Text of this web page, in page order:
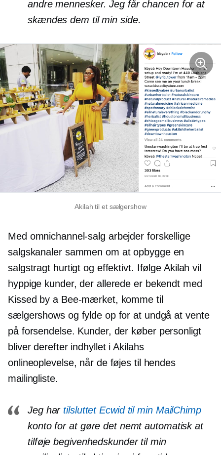
andre mennesker. Jeg får chancen for at
skændes dem til min side.
Akilah til et sælgershow
Med omnichannel-salg arbejder forskellige
salgskanaler sammen om at opbygge en
salgstragt hurtigt og effektivt. Ifølge Akilah vil
hyppige kunder, der allerede er bekendt med
Kissed by a Bee-mærket, komme til
sælgershows og fylde op for at undgå at vente
på forsendelse. Kunder, der køber personligt
bliver derefter indhyllet i Akilahs
onlineoplevelse, når de føjes til hendes
mailingliste.
Jeg har tilsluttet Ecwid til min MailChimp
konto for at gøre det nemt automatisk at
tilføje begivenhedskunder til min